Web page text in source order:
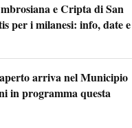
e Cripta di San
per i milanesi: info, date e
arriva nel Municipio
in programma questa